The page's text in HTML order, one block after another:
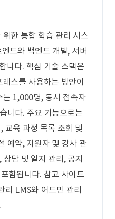
한 통합 학습 관리 시스
드와 백엔드 개발, 서버
니다. 핵심 기술 스택은
스를 사용하는 방안이
는 1,000명, 동시 접속자
니다. 주요 기능으로는
교육 과정 목록 조회 및
예약, 지원자 및 강사 관
담 및 일지 관리, 공지
함됩니다. 참고 사이트
리 LMS와 어드민 관리